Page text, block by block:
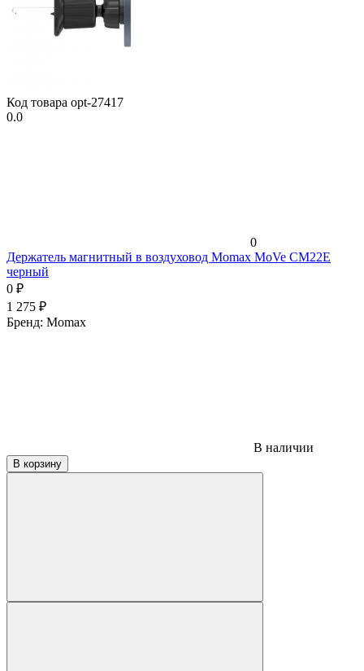
Код товара opt-27417
0.0
0
Держатель магнитный в воздуховод Momax MoVe CM22E
черный
0 ₽
1 275 ₽
Бренд: Momax
В наличии
В корзину